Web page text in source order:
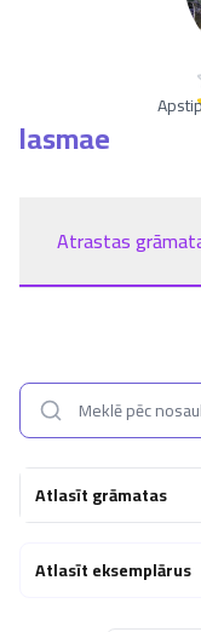
lasmae
Atrastas
Atlasīt grāmatas
Atlasīt eksemplārus